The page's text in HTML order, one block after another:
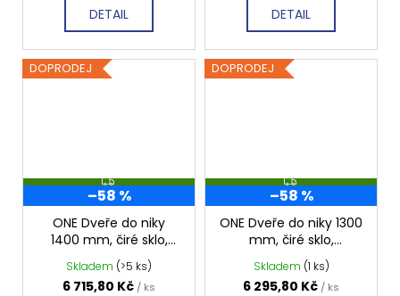
DETAIL DETAIL
DOPRODEJ
Z
D
A
R
M
A
–58 %
ONE Dveře do niky
1400 mm, čiré sklo,
GO4414D
Skladem (>5 ks)
6 715,80 Kč / ks
DOPRODEJ
Z
D
A
R
M
A
–58 %
ONE Dveře do niky 1300
mm, čiré sklo,
GO4413D
Skladem (1 ks)
6 295,80 Kč / ks